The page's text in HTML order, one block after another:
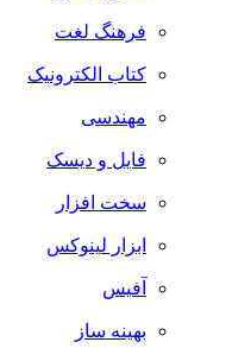
فرهنگ لغت
کتاب الکترونیک
مهندسی
فایل و دیسک
سخت افزار
ابزار لینوکس
آفیس
بهینه ساز